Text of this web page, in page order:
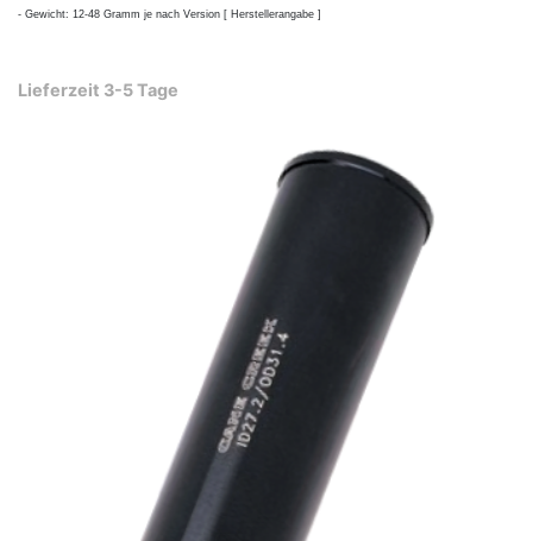
- Gewicht: 12-48 Gramm je nach Version [ Herstellerangabe ]
Lieferzeit 3-5 Tage